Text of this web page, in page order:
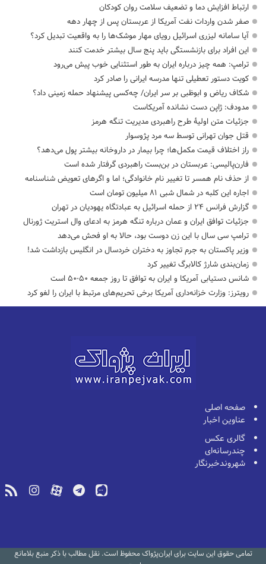
ارتباط افزایش دما و تضعیف سلامت روان کودکان
صفر شدن واردات نفت آمریکا از عربستان پس از چهار دهه
آیا سامانه لیزری اسرائیل رویای مهار موشک‌ها را به واقعیت تبدیل کرد؟
این افراد برای بازنشستگی باید پنج سال بیشتر خدمت کنند
ترامپ: همه چیز درباره ایران به طور استثنایی خوب پیش می‌رود
کویت دستور تعطیلی تنها مدرسه ایرانی را صادر کرد
شکاف ریاض و ابوظبی بر سر ایران/ چه‌کسی پیشنهاد حمله زمینی داد؟
مدودف: ژاپن دست نشانده آمریکاست
جزئیات متن اولیۀ طرح راهبردی مدیریت تنگه هرمز
قتل جوان تهرانی توسط سه مرد پژوسوار
راز اختلاف قیمت مکمل‌ها؛ چرا بیمار در داروخانه بیشتر پول می‌دهد؟
فارن‌پالیسی: عربستان در بن‌بست راهبردی گرفتار شده است
از حذف نام همسر تا تغییر نام خانوادگی؛ اما و اگرهای تعویض شناسنامه
اجاره این کلبه در شمال شبی ۸۱ میلیون تومان است
گزارش فرانس ۲۴ از حمله اسرائیل به عبادتگاه یهودیان در تهران
جزئیات توافق ایران و عمان درباره تنگه هرمز به ادعای وال استریت ژورنال
ترامپ سی سال با این زن دوست بود، حالا به او فحش می‌دهد
وزیر پاکستان به جرم تجاوز به دختران خردسال در انگلیس بازداشت شد!
زمان‌بندی شارژ کالابرگ تغییر کرد
شانس دستیابی آمریکا و ایران به توافق تا روز جمعه ۵۰-۵۰ است
رویترز: وزارت خزانه‌داری آمریکا برخی تحریم‌های مرتبط با ایران را لغو کرد
صفحه اصلی
عناوین اخبار
گالری عکس
چندرسانه‌ای
شهروندخبرنگار
تمامی حقوق این سایت برای ایران‌پژواک محفوظ است. نقل مطالب با ذکر منبع بلامانع